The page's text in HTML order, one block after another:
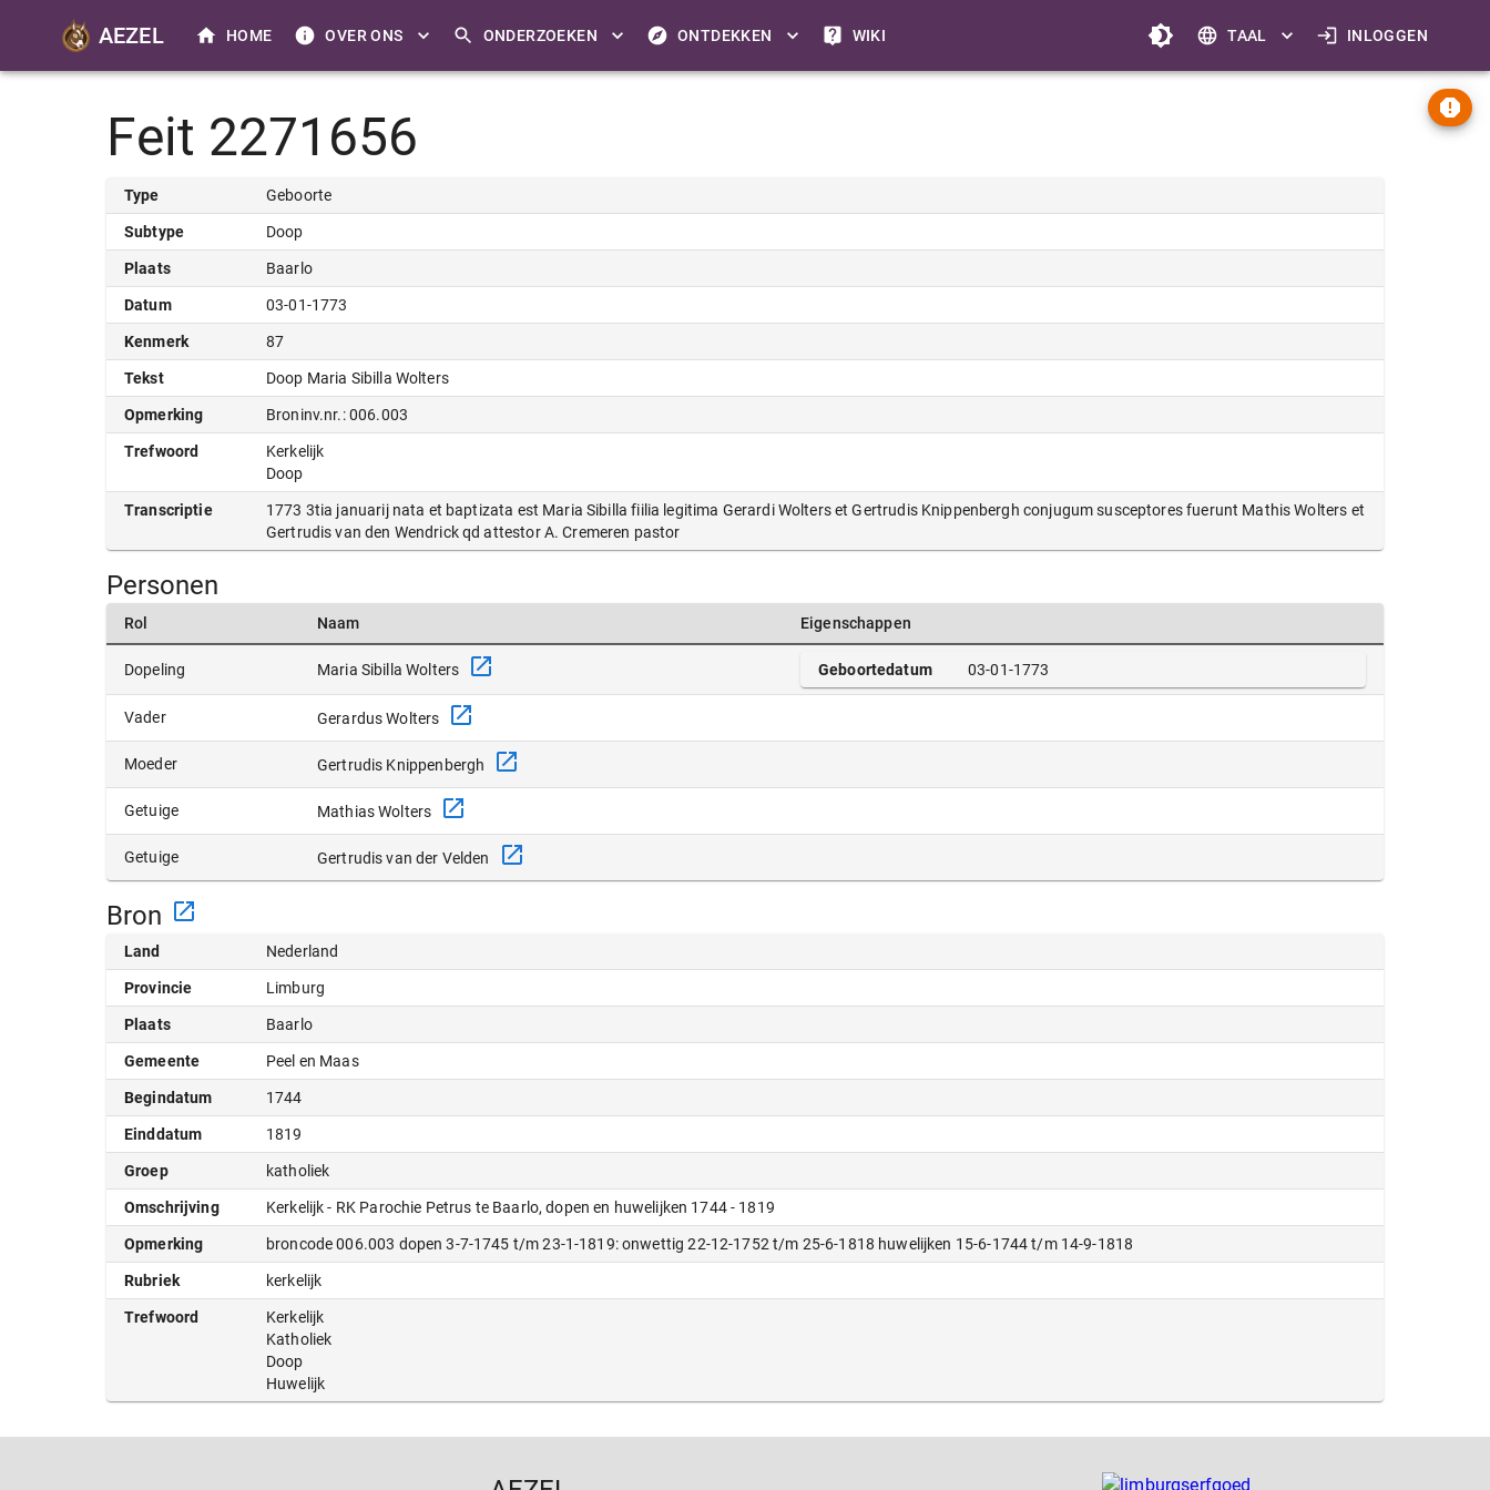
AEZEL HOME OVER ONS ONDERZOEKEN ONTDEKKEN WIKI TAAL INLOGGEN
Feit 2271656
Type Geboorte
Subtype Doop
Plaats Baarlo
Datum 03-01-1773
Kenmerk 87
Tekst Doop Maria Sibilla Wolters
Opmerking Broninv.nr.: 006.003
Trefwoord
Kerkelijk
Doop
Transcriptie
1773 3tia januarij nata et baptizata est Maria Sibilla fiilia legitima Gerardi Wolters et Gertrudis Knippenbergh conjugum susceptores fuerunt Mathis Wolters et
Gertrudis van den Wendrick qd attestor A. Cremeren pastor
Personen
Rol Naam Eigenschappen
Dopeling Maria Sibilla Wolters Geboortedatum 03-01-1773
Vader Gerardus Wolters
Moeder Gertrudis Knippenbergh
Getuige Mathias Wolters
Getuige Gertrudis van der Velden
Bron
Land Nederland
Provincie Limburg
Plaats Baarlo
Gemeente Peel en Maas
Begindatum 1744
Einddatum 1819
Groep katholiek
Omschrijving Kerkelijk - RK Parochie Petrus te Baarlo, dopen en huwelijken 1744 - 1819
Opmerking broncode 006.003 dopen 3-7-1745 t/m 23-1-1819: onwettig 22-12-1752 t/m 25-6-1818 huwelijken 15-6-1744 t/m 14-9-1818
Rubriek kerkelijk
Trefwoord
Kerkelijk
Katholiek
Doop
Huwelijk